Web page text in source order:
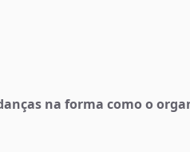
na forma como o